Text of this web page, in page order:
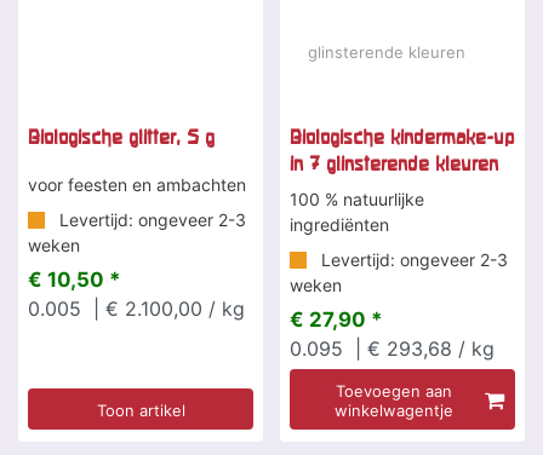
Biologische glitter, 5 g
voor feesten en ambachten
Levertijd: ongeveer 2-3
weken
€ 10,50 *
0.005
| € 2.100,00 / kg
Toon artikel
Biologische kindermake-up
in 7 glinsterende kleuren
100 % natuurlijke
ingrediënten
Levertijd: ongeveer 2-3
weken
€ 27,90 *
0.095
| € 293,68 / kg
Toevoegen aan
winkelwagentje